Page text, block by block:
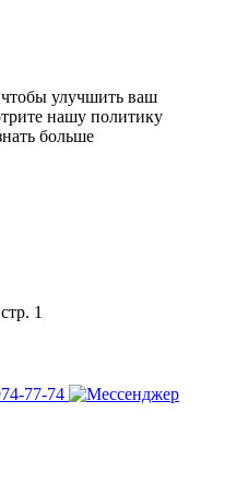
улучшить ваш
нашу политику
больше
1
77-74